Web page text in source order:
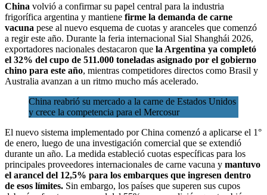
China volvió a confirmar su papel central para la industria
frigorífica argentina y mantiene firme la demanda de carne
vacuna pese al nuevo esquema de cuotas y aranceles que comenzó
a regir este año. Durante la feria internacional Sial Shanghái 2026,
exportadores nacionales destacaron que la Argentina ya completó
el 32% del cupo de 511.000 toneladas asignado por el gobierno
chino para este año, mientras competidores directos como Brasil y
Australia avanzan a un ritmo mucho más acelerado.
China reabrió su mercado a la carne de Estados Unidos
y crece la competencia para el Mercosur
El nuevo sistema implementado por China comenzó a aplicarse el 1°
de enero, luego de una investigación comercial que se extendió
durante un año. La medida estableció cuotas específicas para los
principales proveedores internacionales de carne vacuna y mantuvo
el arancel del 12,5% para los embarques que ingresen dentro
de esos límites. Sin embargo, los países que superen sus cupos